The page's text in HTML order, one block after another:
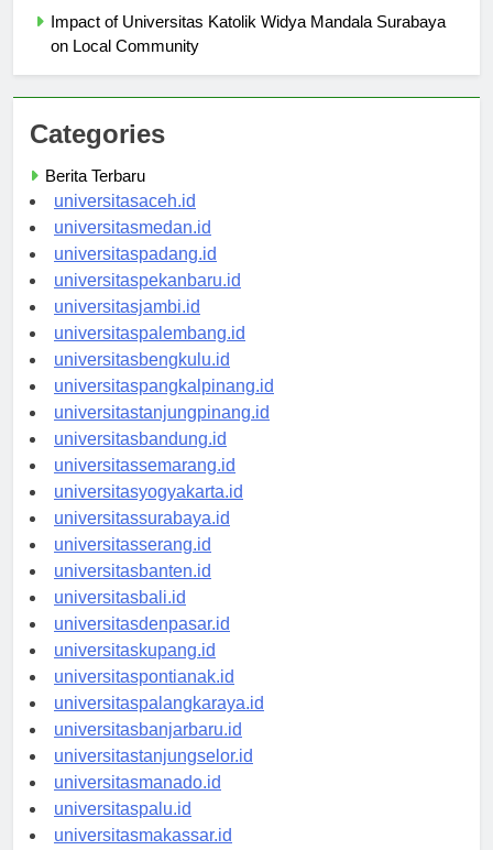
Impact of Universitas Katolik Widya Mandala Surabaya
Categories
Berita Terbaru
universitasaceh.id
universitasmedan.id
universitaspadang.id
universitaspekanbaru.id
universitasjambi.id
universitaspalembang.id
universitasbengkulu.id
universitaspangkalpinang.id
universitastanjungpinang.id
universitasbandung.id
universitassemarang.id
universitasyogyakarta.id
universitassurabaya.id
universitasserang.id
universitasbanten.id
universitasbali.id
universitasdenpasar.id
universitaskupang.id
universitaspontianak.id
universitaspalangkaraya.id
universitasbanjarbaru.id
universitastanjungselor.id
universitasmanado.id
universitaspalu.id